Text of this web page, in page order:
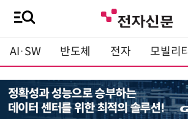
AI·SW 반도체 전자 모빌리티